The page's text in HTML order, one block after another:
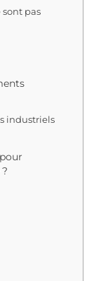
pas
industriels